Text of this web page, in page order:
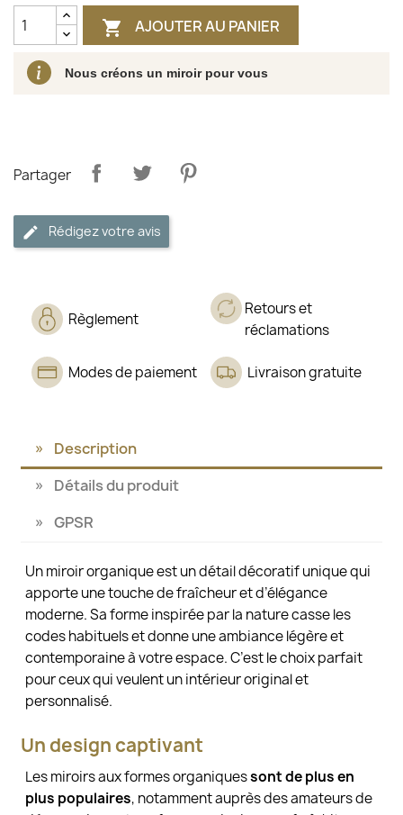
 AJOUTER AU PANIER
Nous créons un miroir pour vous
Partager
Rédigez votre avis
Règlement
Retours et
réclamations
Modes de paiement Livraison gratuite
Description
Détails du produit
GPSR
Un miroir organique est un détail décoratif unique qui
apporte une touche de fraîcheur et d’élégance
moderne. Sa forme inspirée par la nature casse les
codes habituels et donne une ambiance légère et
contemporaine à votre espace. C’est le choix parfait
pour ceux qui veulent un intérieur original et
personnalisé.
Un design captivant
Les miroirs aux formes organiquessont de plus en
plus populaires, notamment auprès des amateurs de